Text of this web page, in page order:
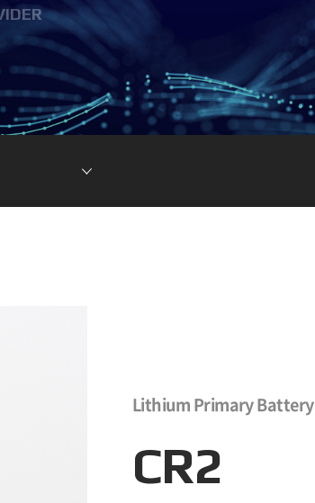
마스크팩
형전지)
차전지
지 소재
지배구조
(G)
ESG 평가
및 인증
현황
ESG DATA
Lithium Primary Battery
CR2